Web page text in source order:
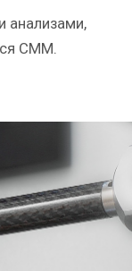
анализами,
CMM.